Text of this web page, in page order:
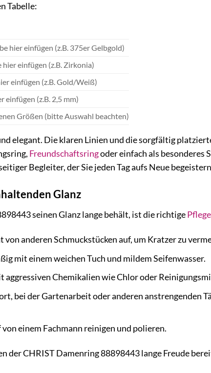
Tabelle:
hier einfügen (z.B. 375er Gelbgold)
einfügen (z.B. Zirkonia)
einfügen (z.B. Gold/Weiß)
einfügen (z.B. 2,5 mm)
Größen (bitte Auswahl beachten)
elegant. Die klaren Linien und die sorgfältig
Freundschaftsringoder einfach als besonderes
Begleiter, der Sie jeden Tag aufs Neue
Glanz
seinen Glanz lange behält, ist die richtigePflege
von anderen Schmuckstücken auf, um Kratzer zu
mit einem weichen Tuch und mildem Seifenwasser.
aggressiven Chemikalien wie Chlor oder
bei der Gartenarbeit oder anderen anstrengenden
von einem Fachmann reinigen und polieren.
der CHRIST Damenring 88898443 lange Freude